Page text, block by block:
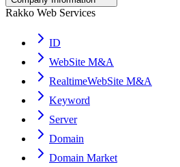
Rakko Web Services
ID
WebSite M&A
RealtimeWebSite M&A
Keyword
Server
Domain
Domain Market